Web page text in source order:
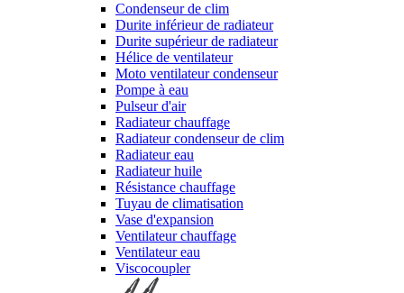
Condenseur de clim
Durite inférieur de radiateur
Durite supérieur de radiateur
Hélice de ventilateur
Moto ventilateur condenseur
Pompe à eau
Pulseur d'air
Radiateur chauffage
Radiateur condenseur de clim
Radiateur eau
Radiateur huile
Résistance chauffage
Tuyau de climatisation
Vase d'expansion
Ventilateur chauffage
Ventilateur eau
Viscocoupler